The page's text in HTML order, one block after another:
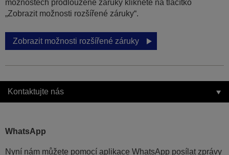
možnostech prodloužené záruky klikněte na tlačítko
„Zobrazit možnosti rozšířené záruky“.
Zobrazit možnosti rozšířené záruky
Kontaktujte nás
WhatsApp
Nyní nám můžete pomocí aplikace WhatsApp posílat zprávy